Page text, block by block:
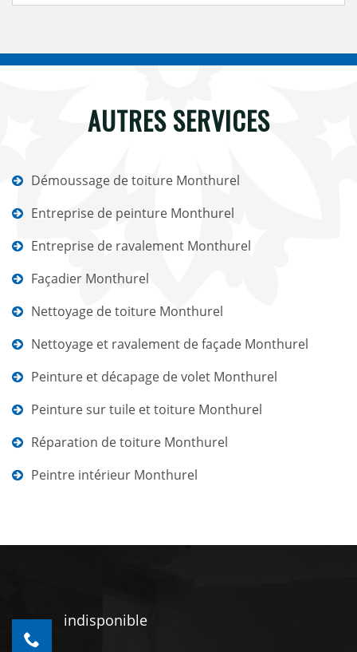
AUTRES SERVICES
Démoussage de toiture Monthurel
Entreprise de peinture Monthurel
Entreprise de ravalement Monthurel
Façadier Monthurel
Nettoyage de toiture Monthurel
Nettoyage et ravalement de façade Monthurel
Peinture et décapage de volet Monthurel
Peinture sur tuile et toiture Monthurel
Réparation de toiture Monthurel
Peintre intérieur Monthurel
indisponible